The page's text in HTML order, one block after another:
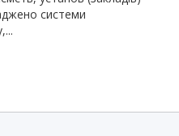
системи